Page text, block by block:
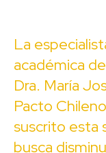
La
académica
Dra. María
Pacto
suscrito esta
busca